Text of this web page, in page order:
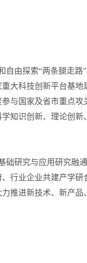
由探索“两条腿走路
大科技创新平台基
与国家及省市重点
知识创新、理论创
研究与应用研究融
行业企业共建产学
推进新技术、新产